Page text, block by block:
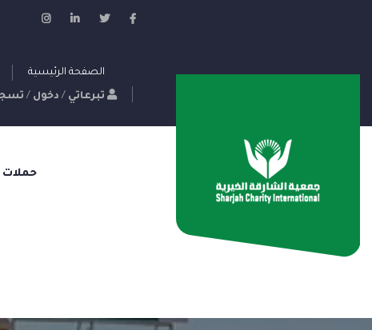
الصفحة الرئيسية
تبرعاتي / دخول /
حملات